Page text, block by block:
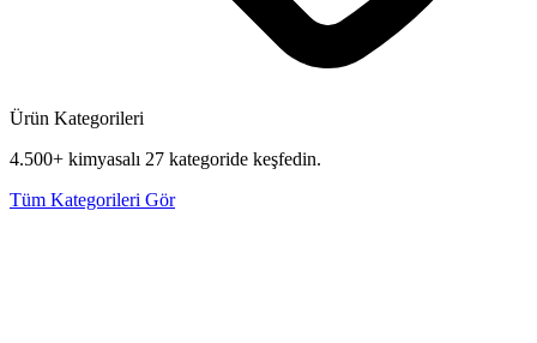
Ürün Kategorileri
4.500+ kimyasalı 27 kategoride keşfedin.
Tüm Kategorileri Gör